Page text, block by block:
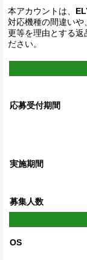
本アカウントは、
対応機種の間違い
更等を理由とする返
ださい。
応募受付期間
実施期間
募集人数
OS